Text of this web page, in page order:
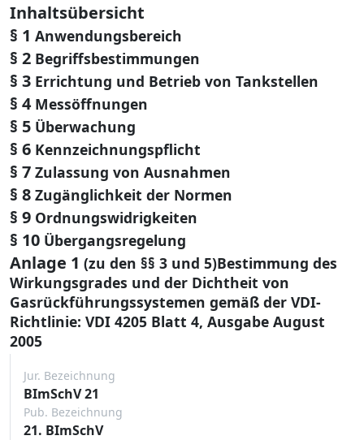
Inhaltsübersicht
§ 1 Anwendungsbereich
§ 2 Begriffsbestimmungen
§ 3 Errichtung und Betrieb von Tankstellen
§ 4 Messöffnungen
§ 5 Überwachung
§ 6 Kennzeichnungspflicht
§ 7 Zulassung von Ausnahmen
§ 8 Zugänglichkeit der Normen
§ 9 Ordnungswidrigkeiten
§ 10 Übergangsregelung
Anlage 1 (zu den §§ 3 und 5)Bestimmung des
Wirkungsgrades und der Dichtheit von
Gasrückführungssystemen gemäß der VDI-
Richtlinie: VDI 4205 Blatt 4, Ausgabe August
2005
Jur. Bezeichnung
BImSchV 21
Pub. Bezeichnung
21. BImSchV